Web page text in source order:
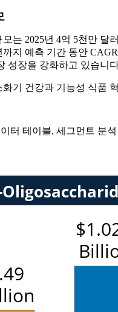
는 2025년 4억 5천만 달
지 예측 기간 동안
성장을 강화하고 있습니
기 건강과 기능성 식품
터 테이블, 세그먼트 분